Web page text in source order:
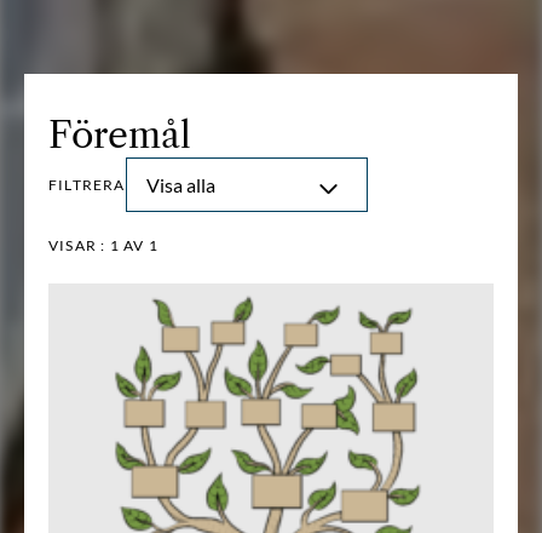
Föremål
FILTRERA Visa alla
VISAR : 1 AV 1